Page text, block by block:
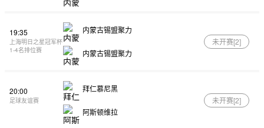
19:35
上海明日之星冠军杯
1-4名排位赛
内蒙古锡盟聚力
内蒙古锡盟聚力
未开赛[2]
20:00
足球友谊赛
拜仁慕尼黑
阿斯顿维拉
未开赛[2]